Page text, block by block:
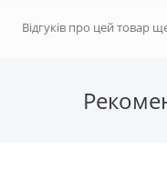
Відгуків про цей товар